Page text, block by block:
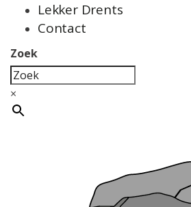
Lekker Drents
Contact
Zoek
×